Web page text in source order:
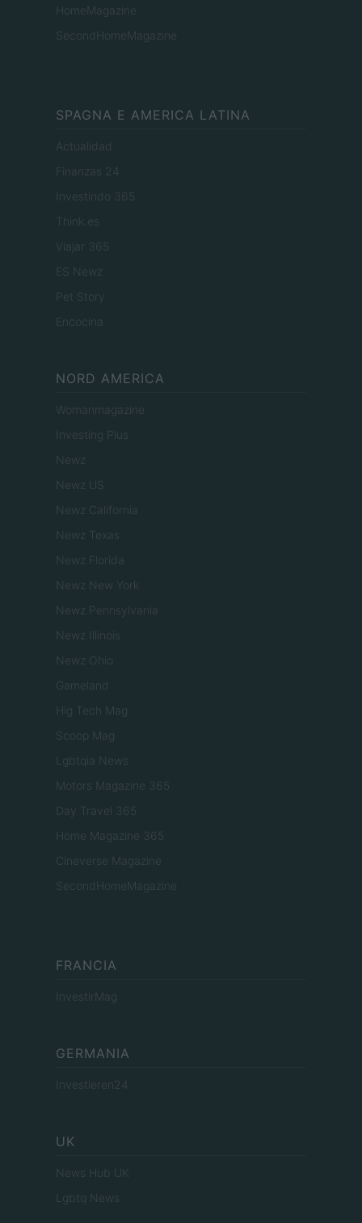
HomeMagazine
SecondHomeMagazine
SPAGNA E AMERICA LATINA
Actualidad
Finanzas 24
Investindo 365
Think.es
Viajar 365
ES Newz
Pet Story
Encocina
NORD AMERICA
Womanmagazine
Investing Plus
Newz
Newz US
Newz California
Newz Texas
Newz Florida
Newz New York
Newz Pennsylvania
Newz Illinois
Newz Ohio
Gameland
Hig Tech Mag
Scoop Mag
Lgbtqia News
Motors Magazine 365
Day Travel 365
Home Magazine 365
Cineverse Magazine
SecondHomeMagazine
FRANCIA
InvestirMag
GERMANIA
Investieren24
UK
News Hub UK
Lgbtq News